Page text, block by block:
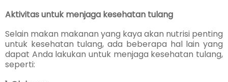
Aktivitas untuk menjaga kesehatan tulang
Selain makan makanan yang kaya akan nutrisi penting
untuk kesehatan tulang, ada beberapa hal lain yang
dapat Anda lakukan untuk menjaga kesehatan tulang,
seperti: